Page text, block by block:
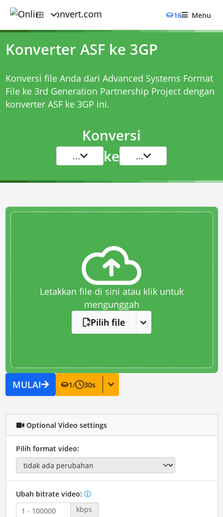
16 Menu
Konverter ASF ke 3GP
Konversi file Anda dari Advanced Systems Format
File ke 3rd Generation Partnership Project dengan
konverter ASF ke 3GP ini.
Konversi
... ke ...
Letakkan file di sini atau klik untuk
mengunggah
Pilih file
MULAI 1/ 30s
Optional Video settings
Pilih format video:
Ubah bitrate video:
kbps